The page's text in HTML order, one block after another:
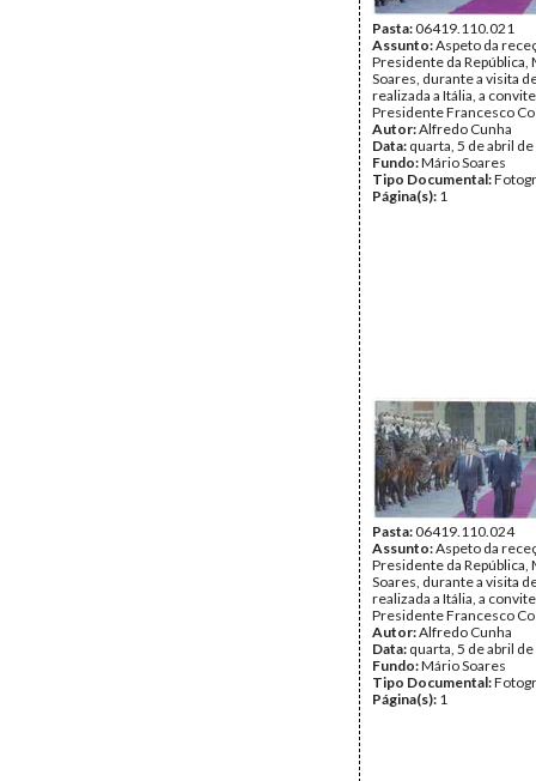
Pasta:06419.110.021
Assunto:Aspeto da
Presidente da República,
Soares, durante a visita
realizada a Itália, a
Presidente Francesco
Autor:Alfredo Cunha
Data: quarta, 5 de abril
Fundo:Mário Soares
Tipo Documental:
Página(s): 1
Pasta:06419.110.024
Assunto:Aspeto da
Presidente da República,
Soares, durante a visita
realizada a Itália, a
Presidente Francesco
Autor:Alfredo Cunha
Data: quarta, 5 de abril
Fundo:Mário Soares
Tipo Documental:
Página(s): 1